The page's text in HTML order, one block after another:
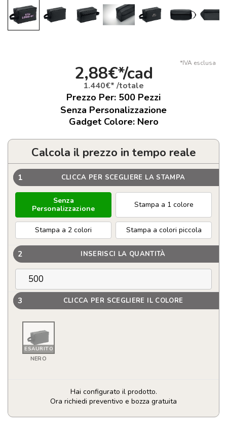
*IVA esclusa
2,88€*/cad
1.440€* /totale
Prezzo Per: 500 Pezzi
Senza Personalizzazione
Gadget Colore: Nero
Calcola il prezzo in tempo reale
1 CLICCA PER SCEGLIERE LA STAMPA
Senza
Personalizzazione
Stampa a 1 colore
Stampa a 2 colori Stampa a colori piccola
2 INSERISCI LA QUANTITÀ
3 CLICCA PER SCEGLIERE IL COLORE
ESAURITO
NERO
Hai configurato il prodotto.
Ora richiedi preventivo e bozza gratuita
Beauty